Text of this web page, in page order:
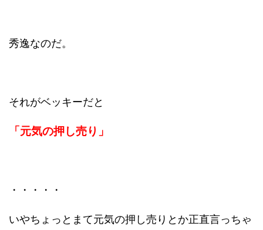
秀逸なのだ。
それがベッキーだと
「元気の押し売り」
・・・・・
いやちょっとまて元気の押し売りとか正直言っちゃ